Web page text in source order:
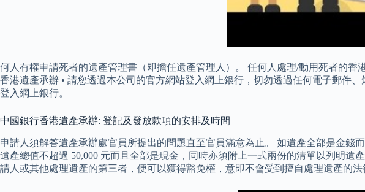
何人有權申請死者的遺產管理書（即擔任遺產管理人）。 任何人處理/動用死者的
香港遺產承辦 • 請您透過本公司的官方網站登入網上銀行，切勿透過任何電子郵件
登入網上銀行。
中國銀行香港遺產承辦: 登記及發放款項的安排及時間
申請人須解答遺產承辦處官員所提出的問題直至官員滿意為止。 如遺產全部是金錢
遺產總值不超過 50,000 元而且全部是現金，同時亦須附上一式兩份的清單以列明
請人或其他處理遺產的第三者，便可以獲得豁免權，意即不會受到擅自處理遺產的